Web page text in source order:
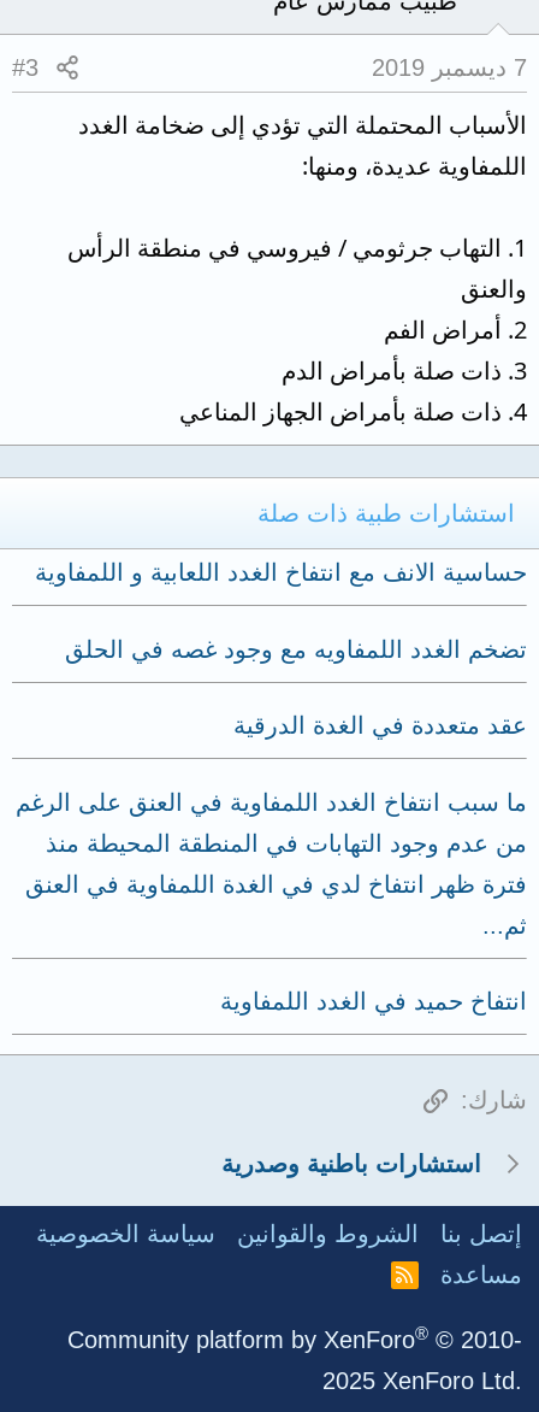
7 ديسمبر 2019 #3
الأسباب المحتملة التي تؤدي إلى ضخامة الغدد
اللمفاوية عديدة، ومنها:
1. التهاب جرثومي / فيروسي في منطقة الرأس
والعنق
2. أمراض الفم
3. ذات صلة بأمراض الدم
4. ذات صلة بأمراض الجهاز المناعي
استشارات طبية ذات صلة
حساسية الانف مع انتفاخ الغدد اللعابية و اللمفاوية
تضخم الغدد اللمفاويه مع وجود غصه في الحلق
عقد متعددة في الغدة الدرقية
ما سبب انتفاخ الغدد اللمفاوية في العنق على الرغم
من عدم وجود التهابات في المنطقة المحيطة منذ
فترة ظهر انتفاخ لدي في الغدة اللمفاوية في العنق
ثم...
انتفاخ حميد في الغدد اللمفاوية
شارك: الرابط
استشارات باطنية وصدرية
إتصل بنا الشروط والقوانين
سياسة الخصوصية
مساعدة
R
Community platform by XenForo® © 2010-
2025 XenForo Ltd.